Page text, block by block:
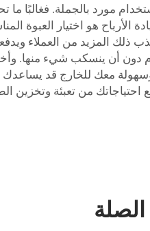
مورد بالجملة. فغالبًا
الأرباح هو اختيار العبوة
ذلك المزيد من العملاء
دون أن ينسكب شيء منها.
وسهولة معك للخارج قد